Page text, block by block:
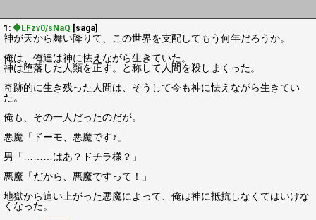
1: ◆LFzv0/sNaQ [saga]
神が天から舞い降りて、この世界を支配してもう何年だろうか。
俺は、俺達は神に怯えながら生きていた。
神は堕落した人類を正す。と称して人間を殺しまくった。
奇跡的に生き残った人間は、そうして今も神に怯えながら生きてい
た。
俺も、その一人だったのだが。
悪魔「ドーモ、悪魔です♪」
男「………はあ？ドチラ様？」
悪魔「だから、悪魔ですって！」
地獄から這い上がった悪魔によって、俺は神に抵抗しなくてはいけな
くなった。